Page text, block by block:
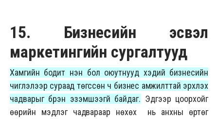
15. Бизнесийн эсвэл
маркетингийн сургалтууд
Хамгийн бодит үнэн бол оюутнууд хэдий бизнесийн
чиглэлээр сураад төгссөн ч бизнес амжилттай эрхлэх
чадварыг бүрэн эзэмшээгүй байдаг. Эдгээр цоорхойг
өөрийн мэдлэг чадвараар нөхөх нь анхны өртөг